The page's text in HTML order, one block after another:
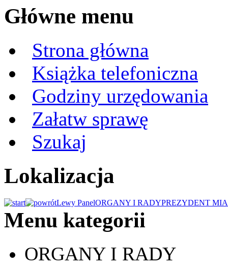
Główne menu
Strona główna
Książka telefoniczna
Godziny urzędowania
Załatw sprawę
Szukaj
Lokalizacja
Lewy PanelORGANY I RADYPREZYDENT
Menu kategorii
ORGANY I RADY